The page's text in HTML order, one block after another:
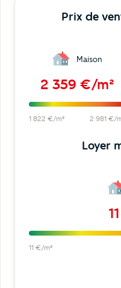
Prix de
Maison
2 359 €/m²
1 822 €/m² 2 981 €/
Loyer
11 €/m²